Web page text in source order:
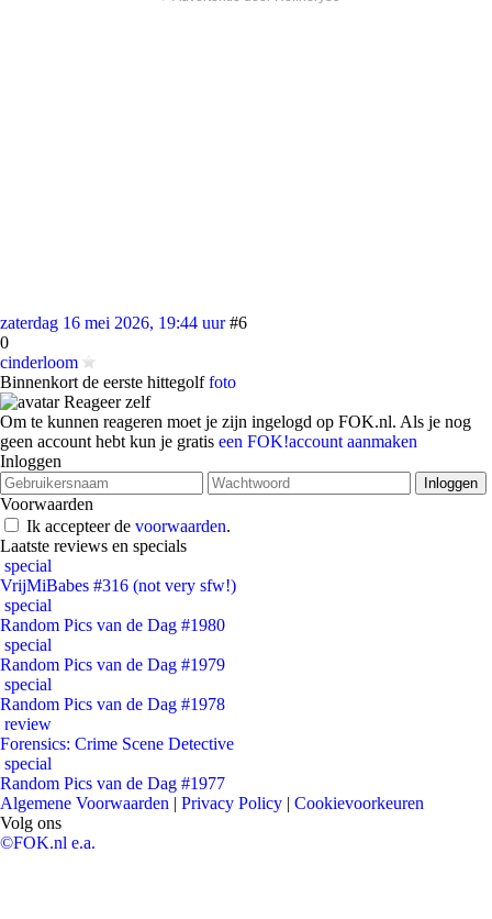
zaterdag 16 mei 2026, 19:44 uur #6
0
cinderloom
Binnenkort de eerste hittegolffoto
Reageer zelf
Om te kunnen reageren moet je zijn ingelogd op FOK.nl. Als je nog
geen account hebt kun je gratis een FOK!account aanmaken
Inloggen
Voorwaarden
Ik accepteer de voorwaarden.
Laatste reviews en specials
special
VrijMiBabes #316 (not very sfw!)
special
Random Pics van de Dag #1980
special
Random Pics van de Dag #1979
special
Random Pics van de Dag #1978
review
Forensics: Crime Scene Detective
special
Random Pics van de Dag #1977
Algemene Voorwaarden | Privacy Policy | Cookievoorkeuren
Volg ons
©FOK.nl e.a.